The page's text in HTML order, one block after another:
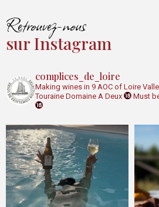
Retrouvez-nous
sur Instagram
complices_de_loire
Making wines in 9 AOC of Loire
Touraine Domaine A Deux
Must